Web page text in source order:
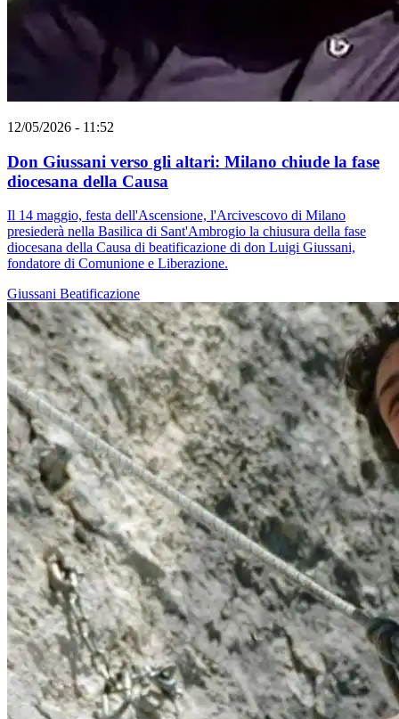
12/05/2026 - 11:52
Don Giussani verso gli altari: Milano chiude la fase
diocesana della Causa
Il 14 maggio, festa dell'Ascensione, l'Arcivescovo di Milano
presiederà nella Basilica di Sant'Ambrogio la chiusura della fase
diocesana della Causa di beatificazione di don Luigi Giussani,
fondatore di Comunione e Liberazione.
Giussani Beatificazione